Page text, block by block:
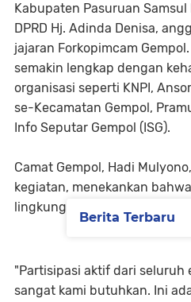
Kabupaten Pasuruan Samsul
DPRD Hj. Adinda Denisa,
jajaran Forkopimcam
semakin lengkap dengan
organisasi seperti KNPI,
se-Kecamatan Gempol,
Info Seputar Gempol (ISG).
Camat Gempol, Hadi
kegiatan, menekankan
lingkungan ada pada
"Partisipasi aktif dari seluruh
sangat kami butuhkan. Ini
Berita Terbaru